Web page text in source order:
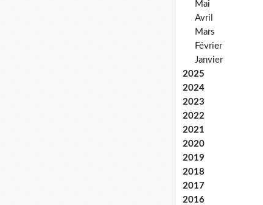
Mai
Avril
Mars
Février
Janvier
2025
2024
2023
2022
2021
2020
2019
2018
2017
2016